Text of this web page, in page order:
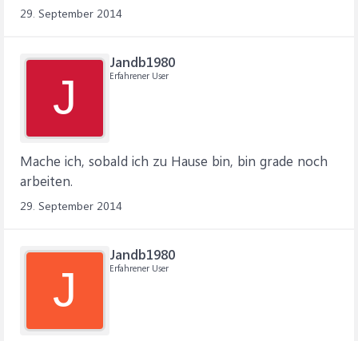
29. September 2014
J
Jandb1980
Erfahrener User
Mache ich, sobald ich zu Hause bin, bin grade noch
arbeiten.
29. September 2014
J
Jandb1980
Erfahrener User